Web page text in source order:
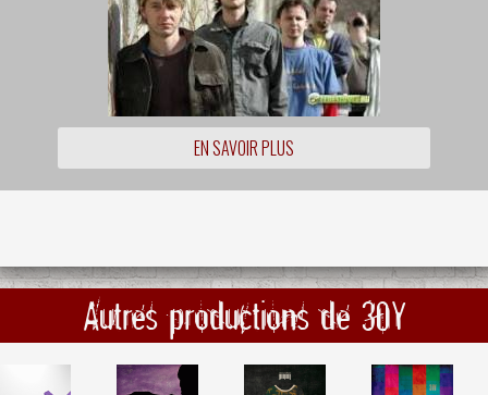
EN SAVOIR PLUS
Autres productions de 30Y